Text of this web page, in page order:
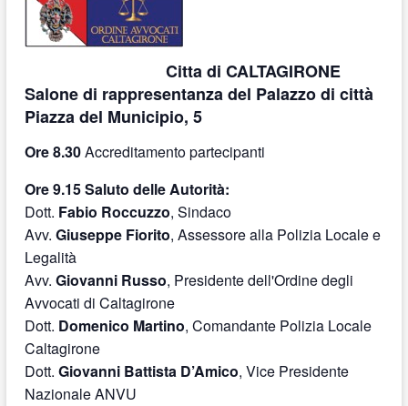
Citta di CALTAGIRONE
Salone di rappresentanza del Palazzo di città
Piazza del Municipio, 5
Ore 8.30Accreditamento partecipanti
Ore 9.15 Saluto delle Autorità:
Dott. Fabio Roccuzzo, Sindaco
Avv. Giuseppe Fiorito, Assessore alla Polizia Locale e
Legalità
Avv. Giovanni Russo, Presidente dell'Ordine degli
Avvocati di Caltagirone
Dott. Domenico Martino, Comandante Polizia Locale
Caltagirone
Dott. Giovanni Battista D’Amico, Vice Presidente
Nazionale ANVU